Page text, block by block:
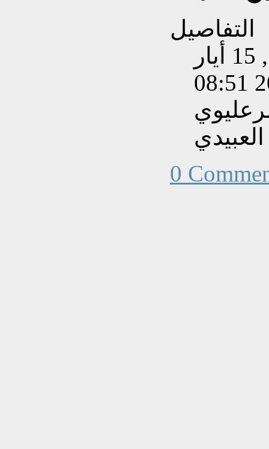
التفاصيل
تم إنشاءه بتاريخ الأربعاء, 15 أيار
العبيدي
0